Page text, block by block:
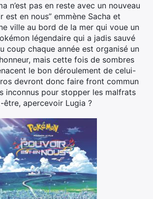
n’est pas en reste avec un nouveau
est en nous” emmène Sacha et
ville au bord de la mer qui voue un
légendaire qui a jadis sauvé
coup chaque année est organisé un
mais cette fois de sombres
le bon déroulement de celui-
devront donc faire front commun
inconnus pour stopper les malfrats
apercevoir Lugia ?